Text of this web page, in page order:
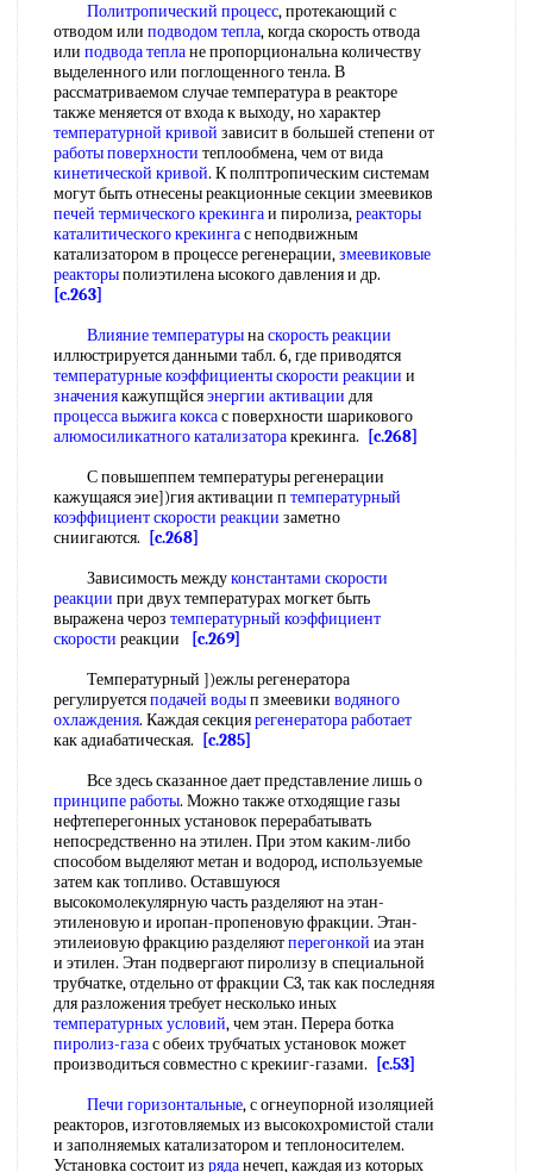
Политропический процесс, протекающий с
отводом или подводом тепла, когда скорость отвода
или подвода теплане пропорциональна количеству
выделенного или поглощенного тенла. В
рассматриваемом случае температура в реакторе
также меняется от входа к выходу, но характер
температурной кривой зависит в большей степени от
работы поверхности теплообмена, чем от вида
кинетической кривой. К полптропическим системам
могут быть отнесены реакционные секции змеевиков
печей термического крекингаи пиролиза,реакторы
каталитического крекингас неподвижным
катализатором в процессе регенерации,змеевиковые
реакторыполиэтилена ысокого давления и др.
[c.263]
Влияние температурынаскорость реакции
иллюстрируется данными табл. 6, где приводятся
температурные коэффициенты скорости реакции и
значениякажупщйсяэнергии активации для
процессавыжига коксас поверхности шарикового
алюмосиликатного катализаторакрекинга.
[c.268]
С повышеппем температуры регенерации
кажущаяся эие])гия активации п температурный
коэффициент скорости реакции заметно
сниигаются.
[c.268]
Зависимость междуконстантами скорости
реакции при двух температурах могкет быть
выражена чероз температурный коэффициент
скорости реакции
[c.269]
Температурный ])ежлы регенератора
регулируетсяподачей водып змеевики водяного
охлаждения. Каждая секциярегенератора работает
как адиабатическая.
[c.285]
Все здесь сказанное дает представление лишь о
принципе работы. Можно также отходящие газы
нефтеперегонных установок перерабатывать
непосредственно на этилен. При этом каким-либо
способом выделяют метан и водород, используемые
затем как топливо. Оставшуюся
высокомолекулярную часть разделяют на этан-
этиленовую и иропан-пропеновую фракции. Этан-
этилеиовую фракцию разделяютперегонкой иа этан
и этилен. Этан подвергают пиролизу в специальной
трубчатке, отдельно от фракции С3, так как последняя
для разложения требует несколько иных
температурных условий, чем этан. Перера ботка
пиролиз-газас обеих трубчатых установок может
производиться совместно с крекииг-газами.
[c.53]
Печи горизонтальные, с огнеупорной изоляцией
реакторов, изготовляемых из высокохромистой стали
и заполняемых катализатором и теплоносителем.
Установка состоит из ряданечеп, каждая из которых